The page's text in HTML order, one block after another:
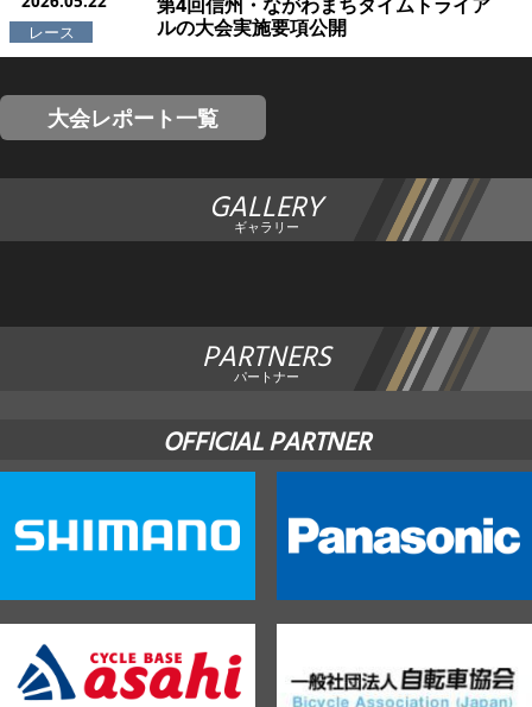
ルの大会実施要項公開
大会レポート一覧
GALLERY
ギャラリー
PARTNERS
パートナー
OFFICIAL PARTNER